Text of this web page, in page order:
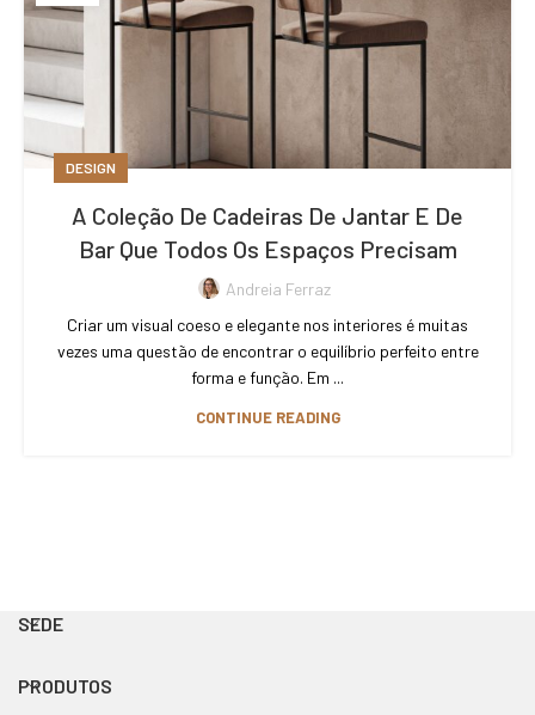
DESIGN
A Coleção De Cadeiras De Jantar E De
Bar Que Todos Os Espaços Precisam
Andreia Ferraz
Criar um visual coeso e elegante nos interiores é muitas
vezes uma questão de encontrar o equilíbrio perfeito entre
forma e função. Em ...
CONTINUE READING
SEDE
PRODUTOS